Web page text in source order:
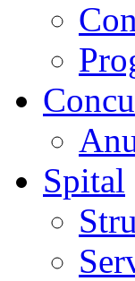
Spital